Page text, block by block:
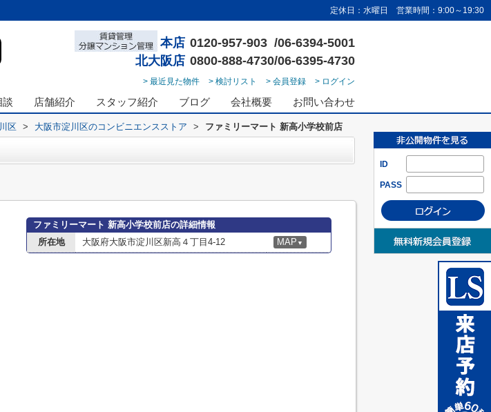
定休日：水曜日 営業時間：9:00～19:30
本店 0120-957-903 /06-6394-5001
北大阪店 0800-888-4730/06-6395-4730
> 最近見た物件 > 検討リスト > 会員登録 > ログイン
談 店舗紹介 スタッフ紹介 ブログ 会社概要 お問い合わせ
ID
PASS
区 > 大阪市淀川区のコンビニエンスストア > ファミリーマート 新高小学校前店
ファミリーマート 新高小学校前店の詳細情報
所在地
大阪府大阪市淀川区新高４丁目4-12 MAP ▼